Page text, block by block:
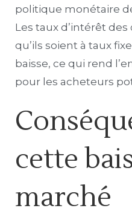
politique monétaire
Les taux d’intérêt
qu’ils soient à taux
baisse, ce qui rend
pour les acheteurs
cette
marché